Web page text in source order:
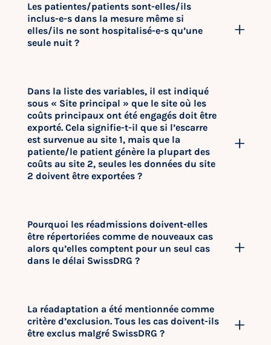
Les patientes/patients sont-elles/ils
inclus-e-s dans la mesure même si
elles/ils ne sont hospitalisé-e-s qu’une
seule nuit ?
Dans la liste des variables, il est indiqué
sous « Site principal » que le site où les
coûts principaux ont été engagés doit être
exporté. Cela signifie-t-il que si l’escarre
est survenue au site 1, mais que la
patiente/le patient génère la plupart des
coûts au site 2, seules les données du site
2 doivent être exportées ?
Pourquoi les réadmissions doivent-elles
être répertoriées comme de nouveaux cas
alors qu’elles comptent pour un seul cas
dans le délai SwissDRG ?
La réadaptation a été mentionnée comme
critère d’exclusion. Tous les cas doivent-ils
être exclus malgré SwissDRG ?